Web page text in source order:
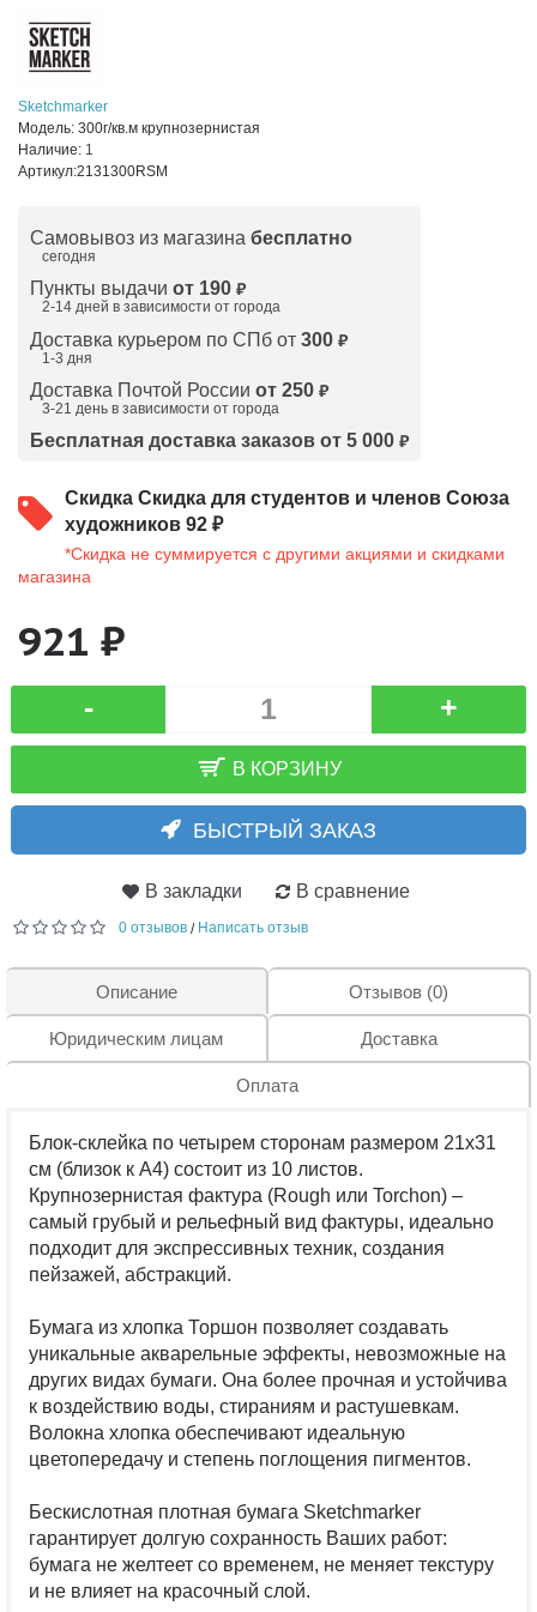
Sketchmarker
Модель: 300г/кв.м крупнозернистая
Наличие: 1
Артикул:2131300RSM
Самовывоз из магазина бесплатно
сегодня
Пункты выдачи от 190 ₽
2-14 дней в зависимости от города
Доставка курьером по СПб от 300 ₽
1-3 дня
Доставка Почтой России от 250 ₽
3-21 день в зависимости от города
Бесплатная доставка заказов от 5 000 ₽
Скидка Скидка для студентов и членов Союза
художников 92 ₽
*Скидка не суммируется с другими акциями и скидками
магазина
921 ₽
- +
В КОРЗИНУ
БЫСТРЫЙ ЗАКАЗ
В закладки В сравнение
0 отзывов / Написать отзыв
Описание Отзывов (0)
Юридическим лицам Доставка
Оплата
Блок-склейка по четырем сторонам размером 21х31
см (близок к А4) состоит из 10 листов.
Крупнозернистая фактура (Rough или Torchon) –
самый грубый и рельефный вид фактуры, идеально
подходит для экспрессивных техник, создания
пейзажей, абстракций.
Бумага из хлопка Торшон позволяет создавать
уникальные акварельные эффекты, невозможные на
других видах бумаги. Она более прочная и устойчива
к воздействию воды, стираниям и растушевкам.
Волокна хлопка обеспечивают идеальную
цветопередачу и степень поглощения пигментов.
Бескислотная плотная бумага Sketchmarker
гарантирует долгую сохранность Ваших работ:
бумага не желтеет со временем, не меняет текстуру
и не влияет на красочный слой.